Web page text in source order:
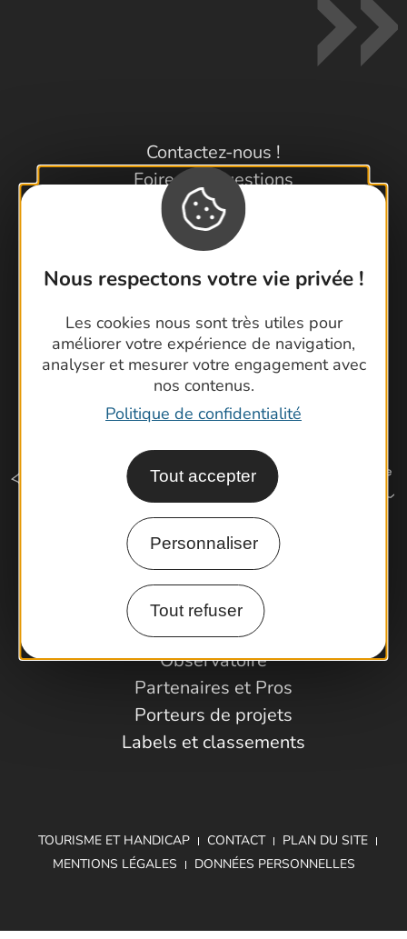
Nous respectons votre vie privée !
Les cookies nous sont très utiles pour
améliorer votre expérience de navigation,
analyser et mesurer votre engagement avec
nos contenus.
Politique de confidentialité
Tout accepter
Personnaliser
Tout refuser
Contactez-nous !
Foire aux questions
Brochures
Cartoguides et Topoguides
Comment venir ?
Espace Pro
Observatoire
Partenaires et Pros
Porteurs de projets
Labels et classements
TOURISME ET HANDICAP CONTACT
PLAN DU SITE
MENTIONS LÉGALES
DONNÉES PERSONNELLES